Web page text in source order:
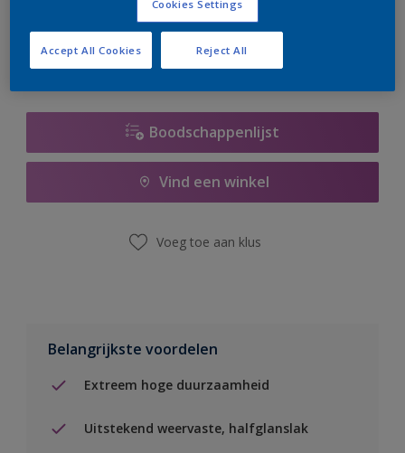
er hard aan om de voorraad aan te vullen.
Boodschappenlijst
Vind een winkel
Voeg toe aan klus
Belangrijkste voordelen
Extreem hoge duurzaamheid
Uitstekend weervaste, halfglanslak
Cookies Settings
Reject All
Accept All Cookies